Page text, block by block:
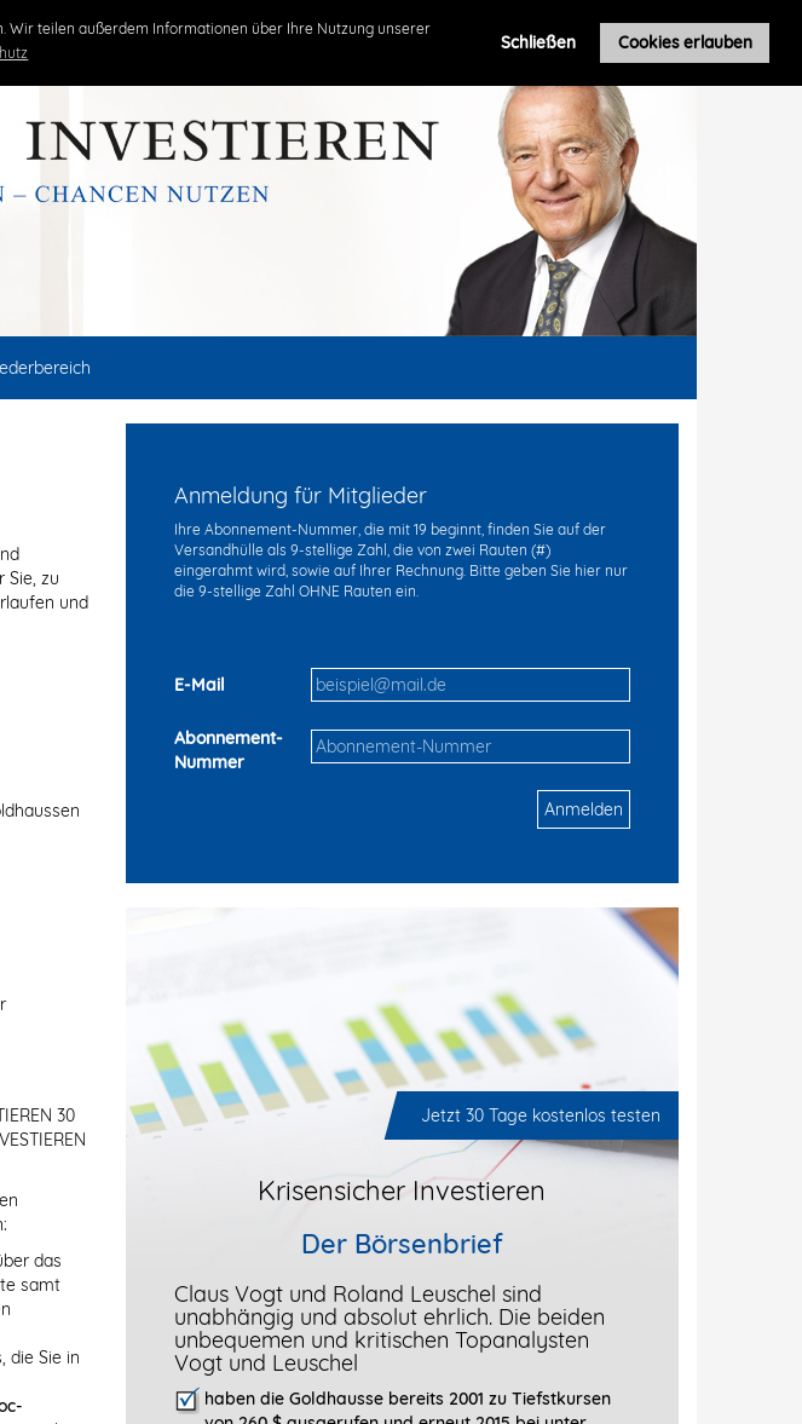
Wir teilen außerdem Informationen über Ihre Nutzung unserer
Schließen Cookies erlauben
erfolgreich Roland Leuschel
Sie, zu
und
30
das
samt
die Sie in
Anmeldung für Mitglieder
Ihre Abonnement-Nummer, die mit 19 beginnt, finden Sie auf der
Versandhülle als 9-stellige Zahl, die von zwei Rauten (#)
eingerahmt wird, sowie auf Ihrer Rechnung. Bitte geben Sie hier nur
die 9-stellige Zahl OHNE Rauten ein.
E-Mail
Abonnement-
Nummer
Anmelden
Jetzt 30 Tage kostenlos testen
Krisensicher Investieren
Der Börsenbrief
Claus Vogt und Roland Leuschel sind
unabhängig und absolut ehrlich. Die beiden
unbequemen und kritischen Topanalysten
Vogt und Leuschel
haben die Goldhausse bereits 2001 zu Tiefstkursen